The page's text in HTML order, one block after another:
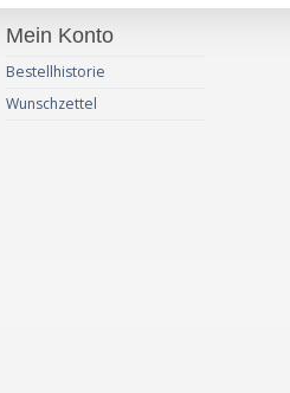
Mein Konto
Bestellhistorie
Wunschzettel